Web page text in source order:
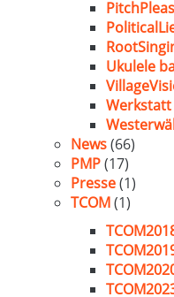
Ukulele
News(66)
PMP(17)
Presse(1)
TCOM(1)